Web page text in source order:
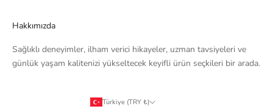
Hakkımızda
Sağlıklı deneyimler, ilham verici hikayeler, uzman tavsiyeleri ve
günlük yaşam kalitenizi yükseltecek keyifli ürün seçkileri bir arada.
Türkiye (TRY ₺)